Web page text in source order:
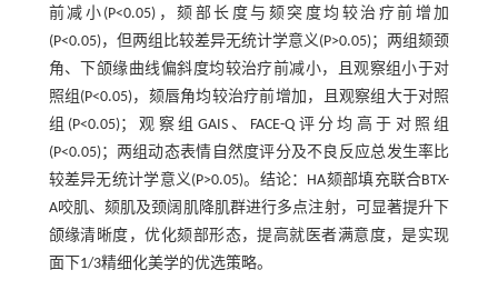
前减小(P<0.05)，颏部长度与颏突度均较治疗前增加
(P<0.05)，但两组比较差异无统计学意义(P>0.05)；两组颏颈
角、下颌缘曲线偏斜度均较治疗前减小，且观察组小于对
照组(P<0.05)，颏唇角均较治疗前增加，且观察组大于对照
组(P<0.05)；观察组GAIS、FACE-Q评分均高于对照组
(P<0.05)；两组动态表情自然度评分及不良反应总发生率比
较差异无统计学意义(P>0.05)。结论：HA颏部填充联合BTX-
A咬肌、颏肌及颈阔肌降肌群进行多点注射，可显著提升下
颌缘清晰度，优化颏部形态，提高就医者满意度，是实现
面下1/3精细化美学的优选策略。